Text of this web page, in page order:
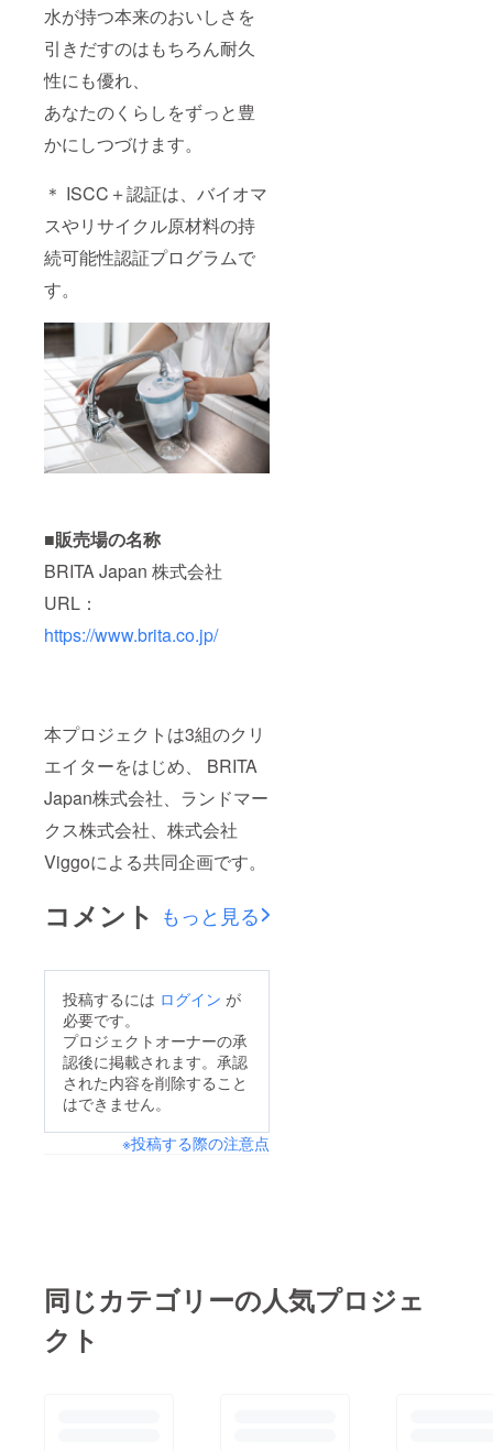
水が持つ本来のおいしさを
引きだすのはもちろん耐久
性にも優れ、
あなたのくらしをずっと豊
かにしつづけます。
＊ ISCC＋認証は、バイオマ
スやリサイクル原材料の持
続可能性認証プログラムで
す。
■販売場の名称
BRITA Japan 株式会社
URL：
https://www.brita.co.jp/
本プロジェクトは3組のクリ
エイターをはじめ、 BRITA
Japan株式会社、ランドマー
クス株式会社、株式会社
Viggoによる共同企画です。
コメント もっと見る
投稿するには ログイン が
必要です。
プロジェクトオーナーの承
認後に掲載されます。承認
された内容を削除すること
はできません。
※投稿する際の注意点
同じカテゴリーの人気プロジェ
クト